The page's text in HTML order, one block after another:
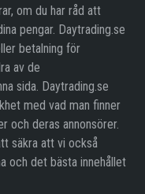
om du har råd att
pengar. Daytrading.se
betalning för
av de
sida. Daytrading.se
med vad man finner
och deras annonsörer.
säkra att vi också
och det bästa innehållet